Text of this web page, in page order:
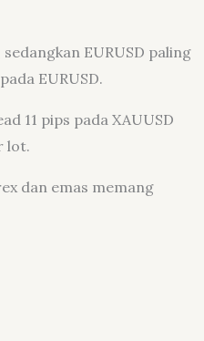
EURUSD paling
EURUSD.
11 pips pada XAUUSD
lot.
dan emas memang